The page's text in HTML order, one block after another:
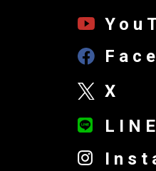
X
LINE